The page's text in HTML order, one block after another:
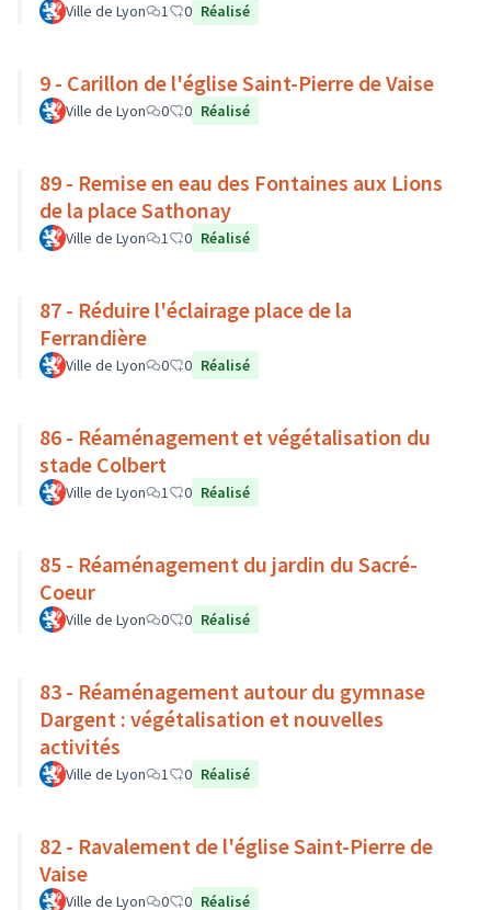
Ville de Lyon 1 0 Réalisé
9 - Carillon de l'église Saint-Pierre de Vaise
Ville de Lyon 0 0 Réalisé
89 - Remise en eau des Fontaines aux Lions
de la place Sathonay
Ville de Lyon 1 0 Réalisé
87 - Réduire l'éclairage place de la
Ferrandière
Ville de Lyon 0 0 Réalisé
86 - Réaménagement et végétalisation du
stade Colbert
Ville de Lyon 1 0 Réalisé
85 - Réaménagement du jardin du Sacré-
Coeur
Ville de Lyon 0 0 Réalisé
83 - Réaménagement autour du gymnase
Dargent : végétalisation et nouvelles
activités
Ville de Lyon 1 0 Réalisé
82 - Ravalement de l'église Saint-Pierre de
Vaise
Ville de Lyon 0 0 Réalisé